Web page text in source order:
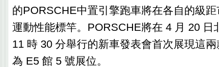
的PORSCHE中置引擎跑車將在各自的級
運動性能標竿。PORSCHE將在 4 月 20 日
11 時 30 分舉行的新車發表會首次展現這
為 E5 館 5 號展位。